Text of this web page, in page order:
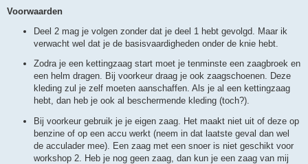
Voorwaarden
Deel 2 mag je volgen zonder dat je deel 1 hebt gevolgd. Maar ik
verwacht wel dat je de basisvaardigheden onder de knie hebt.
Zodra je een kettingzaag start moet je tenminste een zaagbroek en
een helm dragen. Bij voorkeur draag je ook zaagschoenen. Deze
kleding zul je zelf moeten aanschaffen. Als je al een kettingzaag
hebt, dan heb je ook al beschermende kleding (toch?).
Bij voorkeur gebruik je je eigen zaag. Het maakt niet uit of deze op
benzine of op een accu werkt (neem in dat laatste geval dan wel
de acculader mee). Een zaag met een snoer is niet geschikt voor
workshop 2. Heb je nog geen zaag, dan kun je een zaag van mij